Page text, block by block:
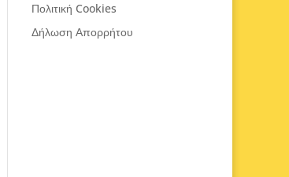
Πολιτική Cookies
Δήλωση Απορρήτου